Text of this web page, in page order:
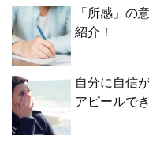
「所感」の
紹介！
自分に自信
アピールで